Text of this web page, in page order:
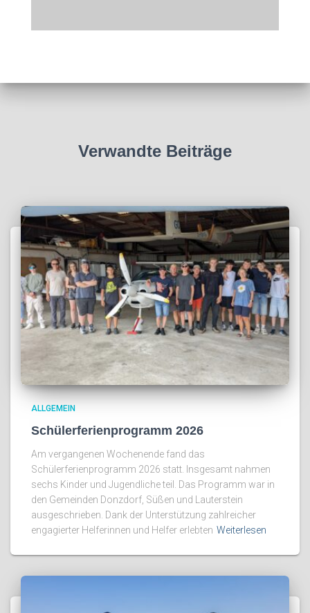
Verwandte Beiträge
ALLGEMEIN
Schülerferienprogramm 2026
Am vergangenen Wochenende fand das
Schülerferienprogramm 2026 statt. Insgesamt nahmen
sechs Kinder und Jugendliche teil. Das Programm war in
den Gemeinden Donzdorf, Süßen und Lauterstein
ausgeschrieben. Dank der Unterstützung zahlreicher
engagierter Helferinnen und Helfer erlebten Weiterlesen